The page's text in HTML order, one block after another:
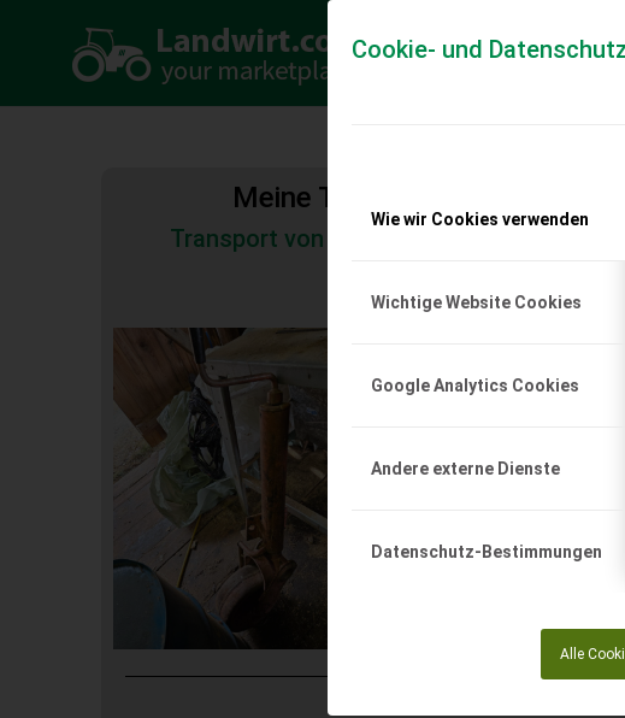
Cookie- und
Wie wir Cookies verwenden
Wichtige Website Cookies
Google Analytics Cookies
Andere externe Dienste
Datenschutz-Bestimmungen
Alle
Meine Transportkostenanfrage
Transport von Land- und Baumaschinen
Jauchenfass.